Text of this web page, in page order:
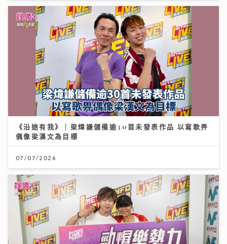
《沿途有我》｜梁煒謙儲備逾30首未發表作品 以寫歌畀
偶像梁漢文為目標
07/07/2026